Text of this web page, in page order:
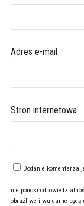
Adres e-mail
Stron internetowa
Dodanie komentarza
nie ponosi
obraźliwe i wulgarne będą